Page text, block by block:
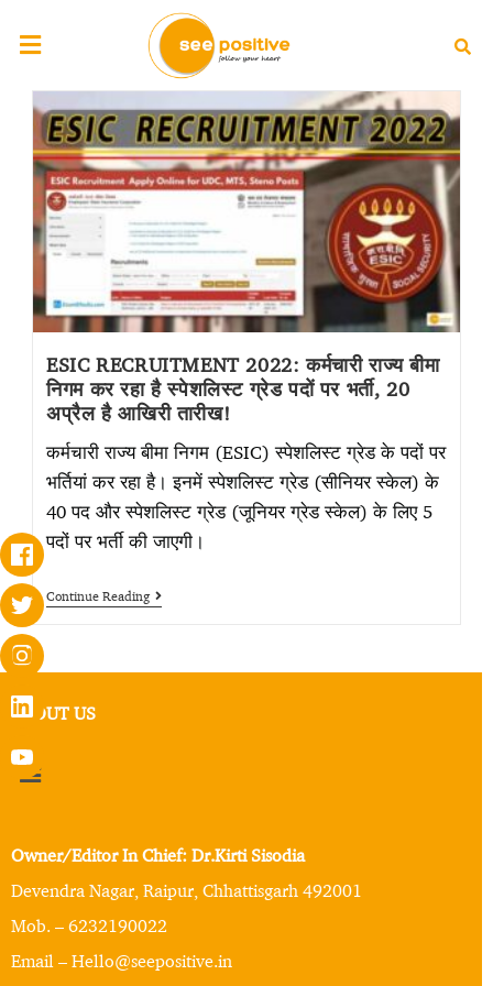
ESIC RECRUITMENT 2022: कर्मचारी राज्य बीमा
निगम कर रहा है स्पेशलिस्ट ग्रेड पदों पर भर्ती, 20
अप्रैल है आखिरी तारीख!
कर्मचारी राज्य बीमा निगम (ESIC) स्पेशलिस्ट ग्रेड के पदों पर
भर्तियां कर रहा है। इनमें स्पेशलिस्ट ग्रेड (सीनियर स्केल) के
40 पद और स्पेशलिस्ट ग्रेड (जूनियर ग्रेड स्केल) के लिए 5
पदों पर भर्ती की जाएगी।
Continue Reading
ABOUT US
Owner/Editor In Chief: Dr.Kirti Sisodia
Devendra Nagar, Raipur, Chhattisgarh 492001
Mob. – 6232190022
Email – Hello@seepositive.in